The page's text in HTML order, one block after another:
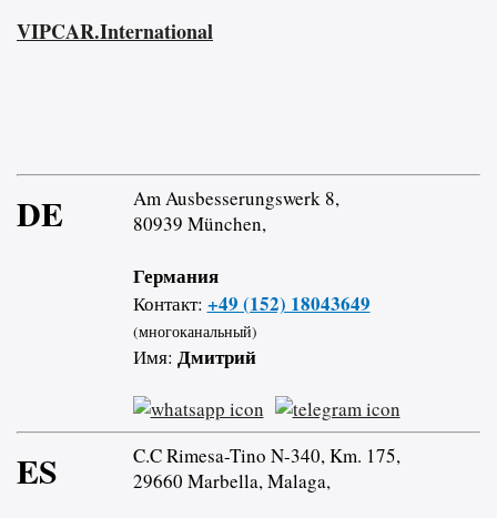
VIPCAR.International
DE
Am Ausbesserungswerk 8,
80939 München,
Германия
Контакт: +49 (152) 18043649
(многоканальный)
Имя: Дмитрий
ES
C.C Rimesa-Tino N-340, Km. 175,
29660 Marbella, Malaga,